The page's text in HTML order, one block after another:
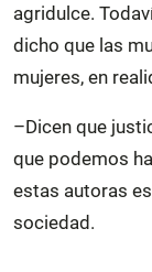
agridulce.
dicho que las
mujeres, en
–Dicen que
que podemos
estas autoras
sociedad.